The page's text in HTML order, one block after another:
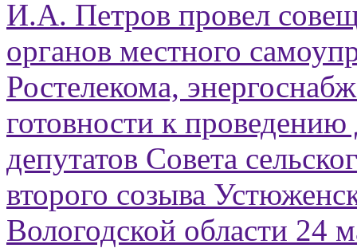
И.А. Петров провел
органов местного
Ростелекома,
готовности к
депутатов Совета
второго созыва
Вологодской области 24